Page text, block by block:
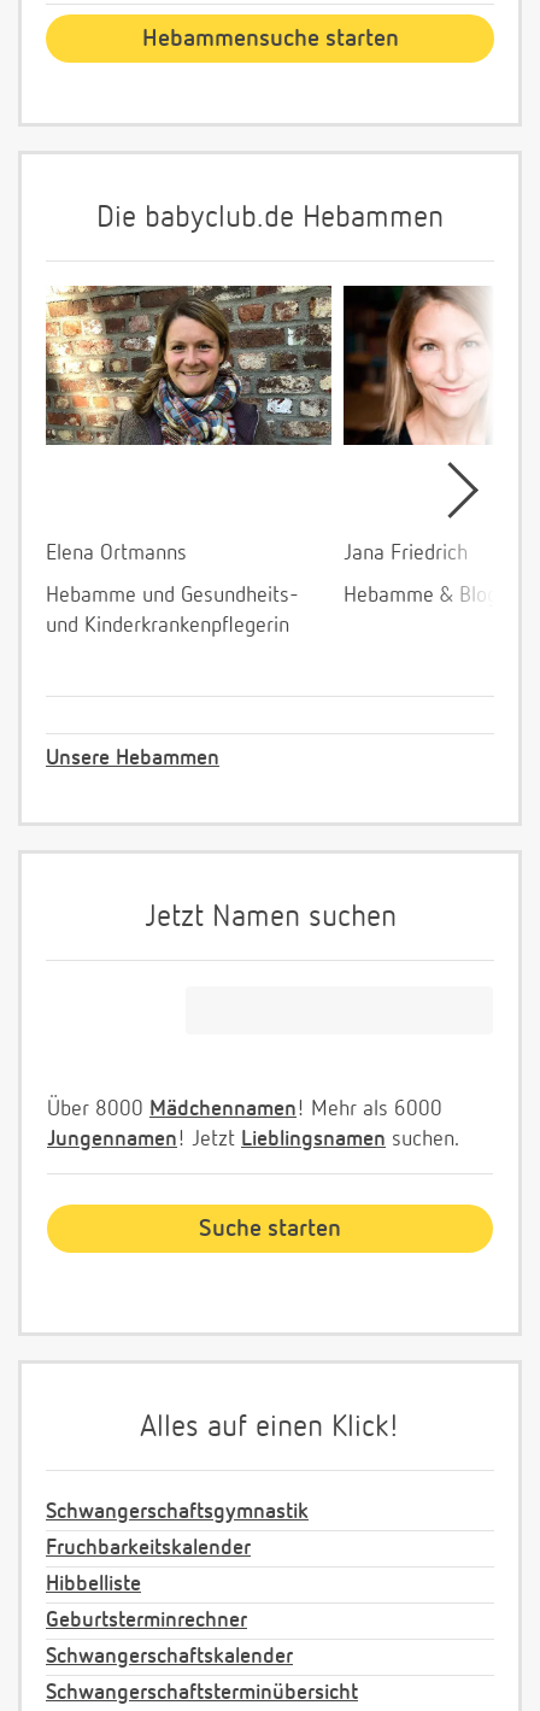
Die babyclub.de Hebammen
Elena Ortmanns
Hebamme und Gesundheits-
und Kinderkrankenpflegerin
Jana Friedrich
Hebamme &
Unsere Hebammen
Jetzt Namen suchen
Über 8000 Mädchennamen! Mehr als 6000
Jungennamen! Jetzt Lieblingsnamen suchen.
Alles auf einen Klick!
Schwangerschaftsgymnastik
Fruchbarkeitskalender
Hibbelliste
Geburtsterminrechner
Schwangerschaftskalender
Schwangerschaftsterminübersicht